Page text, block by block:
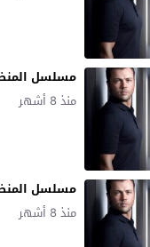
مسلسل
منذ 8 أشهر
مسلسل
منذ 8 أشهر